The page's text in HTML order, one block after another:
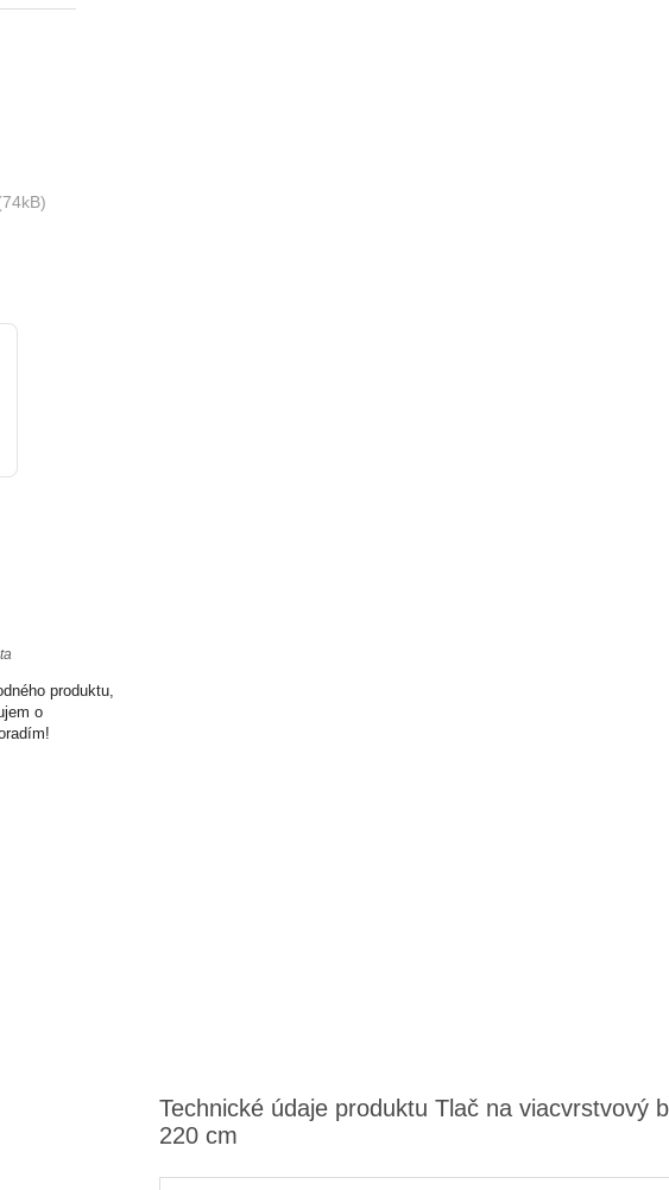
produktu,
o
Technické údaje produktu Tlač na viacvrstvový
220 cm